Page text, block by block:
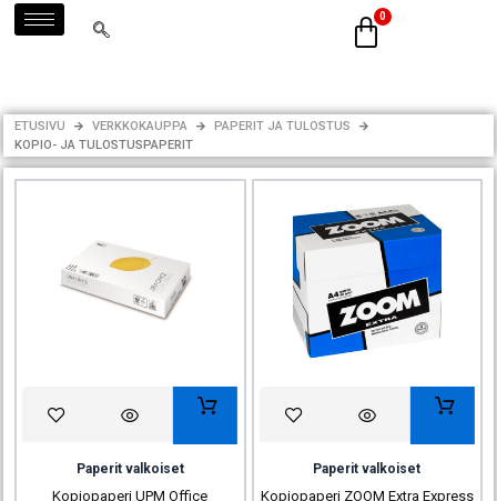
Siirry
sisältöön
ETUSIVU VERKKOKAUPPA
PAPERIT JA TULOSTUS
KOPIO- JA TULOSTUSPAPERIT
Paperit valkoiset
Kopiopaperi UPM Office
Paperit valkoiset
Kopiopaperi ZOOM Extra Express